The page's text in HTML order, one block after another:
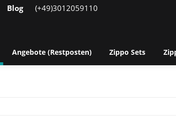
Blog (+49)3012059110
Angebote (Restposten) Zippo Sets